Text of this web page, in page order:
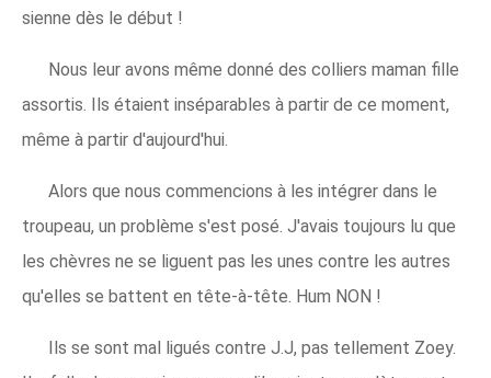
sienne dès le début !
Nous leur avons même donné des colliers maman fille
assortis. Ils étaient inséparables à partir de ce moment,
même à partir d'aujourd'hui.
Alors que nous commencions à les intégrer dans le
troupeau, un problème s'est posé. J'avais toujours lu que
les chèvres ne se liguent pas les unes contre les autres
qu'elles se battent en tête-à-tête. Hum NON !
Ils se sont mal ligués contre J.J, pas tellement Zoey.